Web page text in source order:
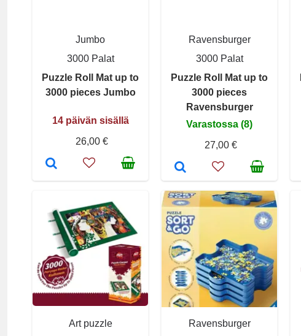
Jumbo
3000 Palat
Puzzle Roll Mat up to
3000 pieces Jumbo
14 päivän sisällä
26,00 €
Ravensburger
3000 Palat
Puzzle Roll Mat up to
3000 pieces
Ravensburger
Varastossa (8)
27,00 €
Art puzzle
Ravensburger